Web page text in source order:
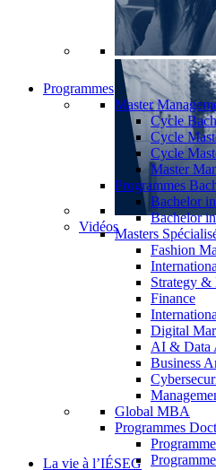
Vidéos
Programmes
Master
Cycle
Cycle
Cycle
Master
Programmes
Bachelor
Bachelor
Masters
Fashion
Strategy &
Finance
Digital
AI & Data
Business
Global MBA
Programmes
La vie à l’IÉSEG